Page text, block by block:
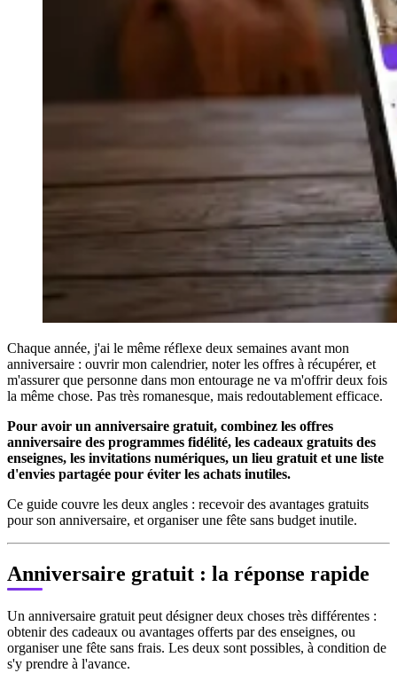
Chaque année, j'ai le même réflexe deux semaines avant mon
anniversaire : ouvrir mon calendrier, noter les offres à récupérer, et
m'assurer que personne dans mon entourage ne va m'offrir deux fois
la même chose. Pas très romanesque, mais redoutablement efficace.
Pour avoir un anniversaire gratuit, combinez les offres
anniversaire des programmes fidélité, les cadeaux gratuits des
enseignes, les invitations numériques, un lieu gratuit et une liste
d'envies partagée pour éviter les achats inutiles.
Ce guide couvre les deux angles : recevoir des avantages gratuits
pour son anniversaire, et organiser une fête sans budget inutile.
Anniversaire gratuit : la réponse rapide
Un anniversaire gratuit peut désigner deux choses très différentes :
obtenir des cadeaux ou avantages offerts par des enseignes, ou
organiser une fête sans frais. Les deux sont possibles, à condition de
s'y prendre à l'avance.